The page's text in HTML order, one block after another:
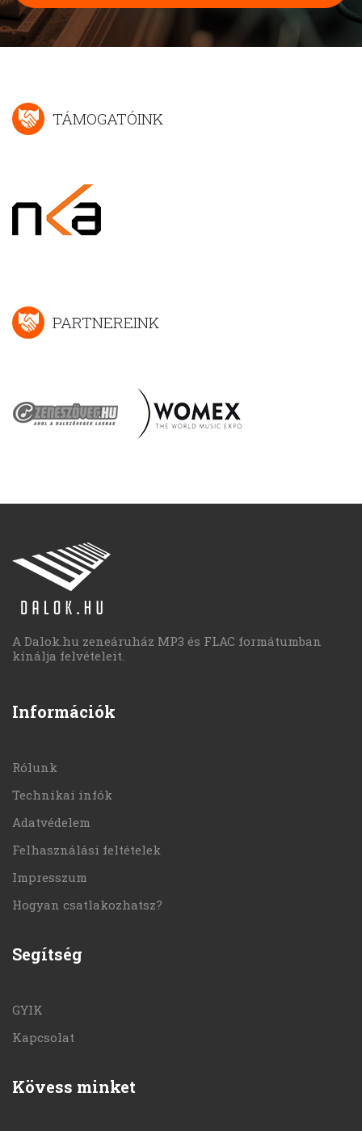
TÁMOGATÓINK
PARTNEREINK
A Dalok.hu zeneáruház MP3 és FLAC formátumban
kínálja felvételeit.
Információk
Rólunk
Technikai infók
Adatvédelem
Felhasználási feltételek
Impresszum
Hogyan csatlakozhatsz?
Segítség
GYIK
Kapcsolat
Kövess minket